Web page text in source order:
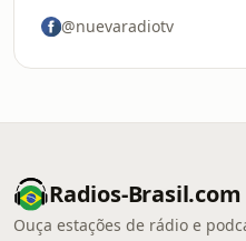
@nuevaradiotv
Radios-Brasil.com
Ouça estações de rádio e